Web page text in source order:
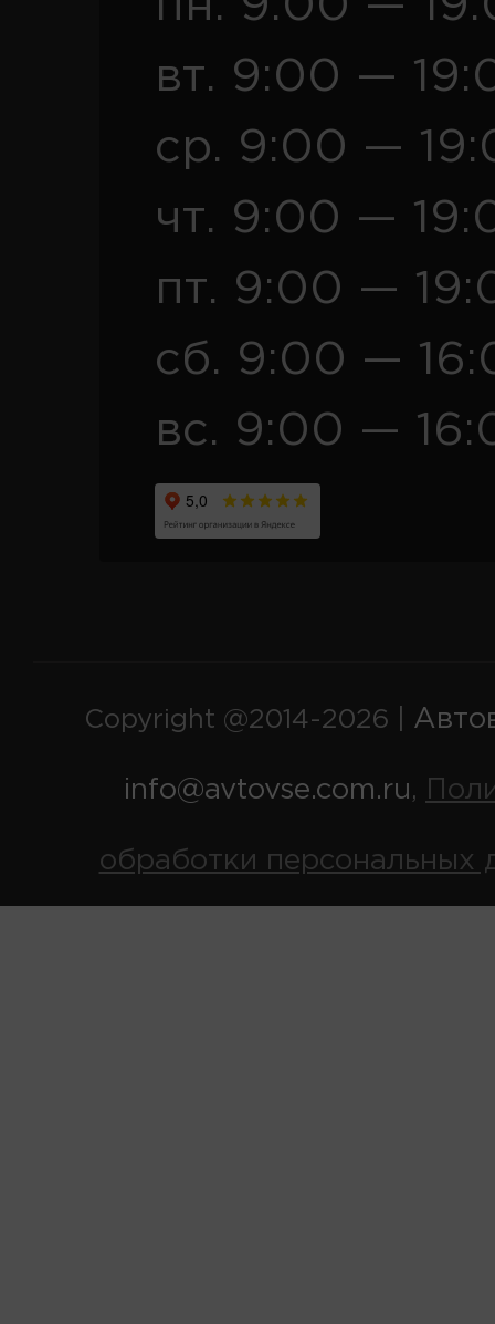
вт. 9:00 —
ср. 9:00 —
чт. 9:00 —
пт. 9:00 —
сб. 9:00 —
вс. 9:00 —
Copyright @2014-2026 |
info@avtovse.com.ru,
обработки персональных